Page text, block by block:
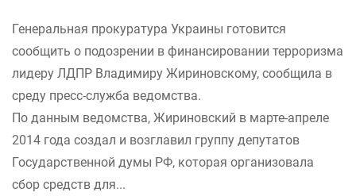
Генеральная прокуратура Украины готовится
сообщить о подозрении в финансировании терроризма
лидеру ЛДПР Владимиру Жириновскому, сообщила в
среду пресс-служба ведомства.
По данным ведомства, Жириновский в марте-апреле
2014 года создал и возглавил группу депутатов
Государственной думы РФ, которая организовала
сбор средств для...